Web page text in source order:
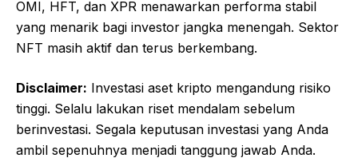
OMI, HFT, dan XPR menawarkan performa stabil
yang menarik bagi investor jangka menengah. Sektor
NFT masih aktif dan terus berkembang.
Disclaimer: Investasi aset kripto mengandung risiko
tinggi. Selalu lakukan riset mendalam sebelum
berinvestasi. Segala keputusan investasi yang Anda
ambil sepenuhnya menjadi tanggung jawab Anda.